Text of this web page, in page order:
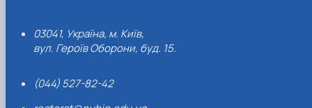
03041, Україна, м. Київ,
вул. Героїв Оборони, буд. 15.
(044) 527-82-42